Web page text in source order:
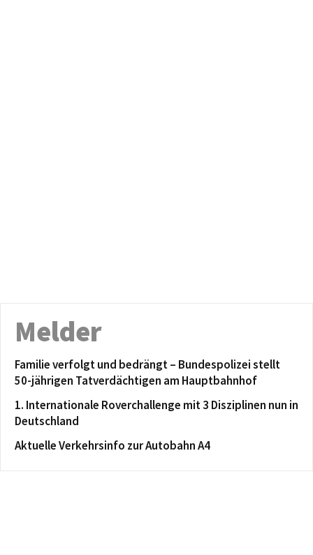
Melder
Familie verfolgt und bedrängt – Bundespolizei stellt
50-jährigen Tatverdächtigen am Hauptbahnhof
1. Internationale Roverchallenge mit 3 Disziplinen nun in
Deutschland
Aktuelle Verkehrsinfo zur Autobahn A4